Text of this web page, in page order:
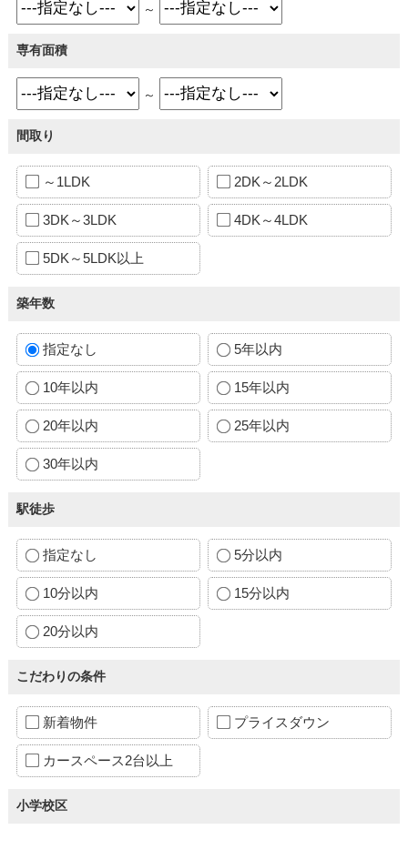
～
専有面積
～
間取り
～1LDK 2DK～2LDK
3DK～3LDK 4DK～4LDK
5DK～5LDK以上
築年数
指定なし 5年以内
10年以内 15年以内
20年以内 25年以内
30年以内
駅徒歩
指定なし 5分以内
10分以内 15分以内
20分以内
こだわりの条件
新着物件 プライスダウン
カースペース2台以上
小学校区